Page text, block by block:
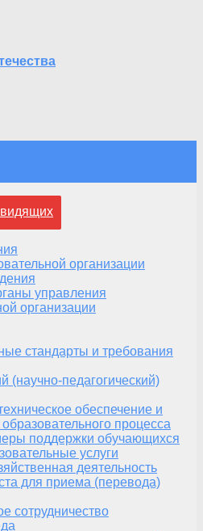
организации
управления
организации
стандарты и требования
(научно-педагогический)
обеспечение и
процесса
поддержки обучающихся
услуги
деятельность
для приема (перевода)
сотрудничество